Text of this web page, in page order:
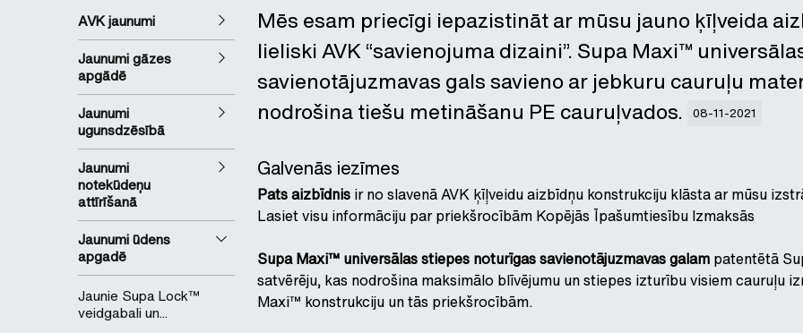
AVK jaunumi
Jaunumi gāzes
apgādē
Jaunumi
ugunsdzēsībā
Jaunumi
notekūdeņu
attīrīšanā
Jaunumi ūdens
apgadē
Jaunie Supa Lock™
veidgabali un...
Mēs esam priecīgi iepazistināt ar mūsu jauno ķīļveida
lieliski AVK “savienojuma dizaini”. Supa Maxi™
savienotājuzmavas gals savieno ar jebkuru cauruļu
nodrošina tiešu metināšanu PE cauruļvados.
08-11-2021
Galvenās iezīmes
Pats aizbīdnis ir no slavenā AVK ķīļveidu aizbīdņu konstrukciju klāsta ar mūsu
Lasiet visu informāciju par priekšrocībām Kopējās Īpašumtiesību Izmaksās
Supa Maxi™ universālas stiepes noturīgas savienotājuzmavas galam patentētā
satvērēju, kas nodrošina maksimālo blīvējumu un stiepes izturību visiem cauruļu
Maxi™ konstrukciju un tās priekšrocībām.